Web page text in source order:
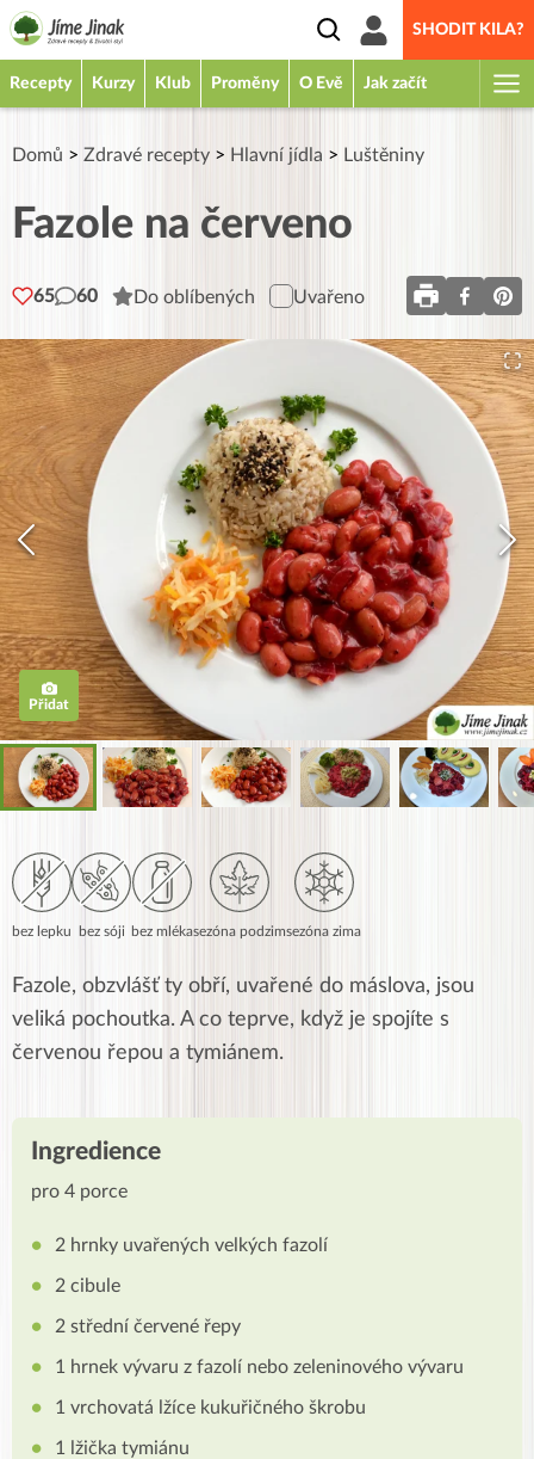
SHODIT KILA?
Recepty Kurzy Klub Proměny O Evě Jak začít
Domů > Zdravé recepty > Hlavní jídla > Luštěniny
Fazole na červeno
65 60 Do oblíbených Uvařeno
Přidat
bez lepku bez sóji bez mlékasezóna podzimsezóna zima
Fazole, obzvlášť ty obří, uvařené do máslova, jsou
veliká pochoutka. A co teprve, když je spojíte s
červenou řepou a tymiánem.
Ingredience
pro 4 porce
2 hrnky uvařených velkých fazolí
2 cibule
2 střední červené řepy
1 hrnek vývaru z fazolí nebo zeleninového vývaru
1 vrchovatá lžíce kukuřičného škrobu
1 lžička tymiánu